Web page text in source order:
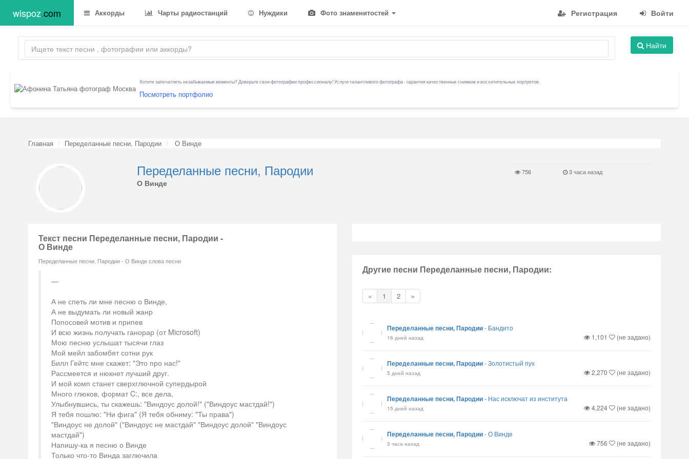
wispoz.com Аккорды Чарты радиостанций Нуждики Фото знаменитостей Регистрация Войти
Найти
Хотите запечатлеть незабываемые моменты? Доверьте свои фотографии профессионалу! Услуги талантливого фотографа - гарантия качественных снимков и восхитительных портретов.
Посмотреть портфолио
Главная Переделанные песни, Пародии О Винде
Переделанные песни, Пародии
О Винде
756 3 часа назад
Текст песни Переделанные песни, Пародии -
О Винде
Переделанные песни, Пародии - О Винде слова песни
А не спеть ли мне песню о Винде,
А не выдумать ли новый жанр
Попосовей мотив и припев
И всю жизнь получать ганорар (от Microsoft)
Мою песню услышат тысячи глаз
Мой мейл забомбят сотни рук
Билл Гейтс мне скажет: "Это про нас!"
Рассмеется и нюкнет лучший друг.
И мой комп станет сверхглючной супердырой
Много глюков, формат C:, все дела,
Улыбнувшись, ты скажешь: "Виндоус долой!" ("Виндоус мастдай!")
Я тебя пошлю: "Ни фига" (Я тебя обниму: "Ты права")
"Виндоус не долой" ("Виндоус не мастдай" "Виндоус долой" "Виндоус
мастдай")
Напишу-ка я песню о Винде
Только что-то Винда заглючила
Другие песни Переделанные песни, Пародии:
« 1 2 »
Переделанные песни, Пародии- Бандито
16 дней назад 1,101 (не задано)
Переделанные песни, Пародии-Золотистый пух
5 дней назад 2,270 (не задано)
Переделанные песни, Пародии- Нас исключат из института
15 дней назад 4,224 (не задано)
Переделанные песни, Пародии-О Винде
3 часа назад 756 (не задано)